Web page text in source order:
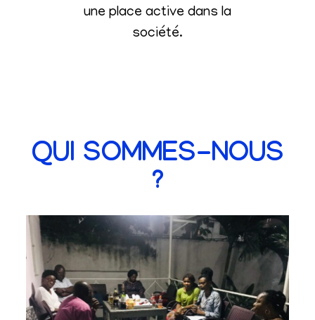
une place active dans la
société.
QUI SOMMES-NOUS
?